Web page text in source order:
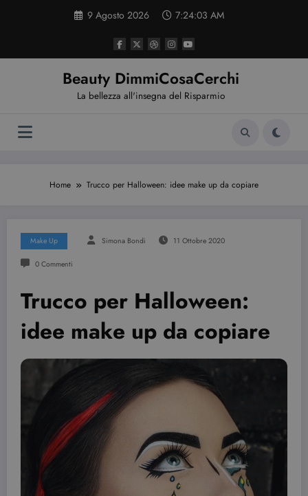
9 Agosto 2026 7:24:04 AM
Beauty DimmiCosaCerchi
La bellezza all'insegna del Risparmio
Home Trucco per Halloween: idee make up da copiare
Make Up Simona Bondi 11 Ottobre 2020
0 Commenti
Trucco per Halloween:
idee make up da copiare